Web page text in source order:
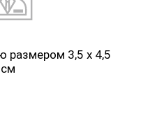
размером 3,5 х 4,5
см